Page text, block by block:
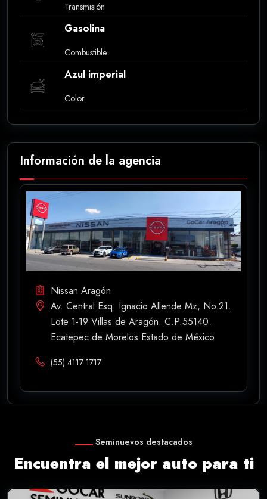
Transmisión
Gasolina
Combustible
Azul imperial
Color
Información de la agencia
Nissan Aragón
Av. Central Esq. Ignacio Allende Mz, No.21.
Lote 1-19 Villas de Aragón. C.P.55140.
Ecatepec de Morelos Estado de México
(55) 4117 1717
Seminuevos destacados
Encuentra el mejor auto para ti